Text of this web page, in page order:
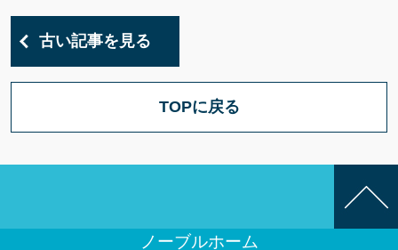
古い記事を見る
TOPに戻る
ノーブルホーム